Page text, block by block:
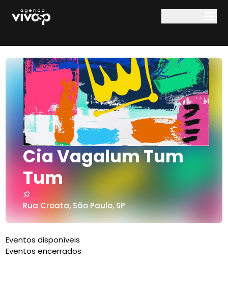
Cia Vagalum Tum
Tum
Rua Croata, São Paulo,SP
Eventos disponíveis
Eventos encerrados